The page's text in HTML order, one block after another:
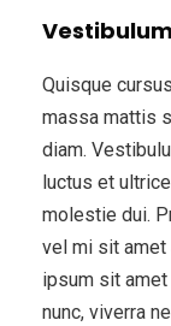
Quisque
massa mattis
diam.
luctus et
molestie dui.
vel mi sit amet
ipsum sit
nunc, viverra